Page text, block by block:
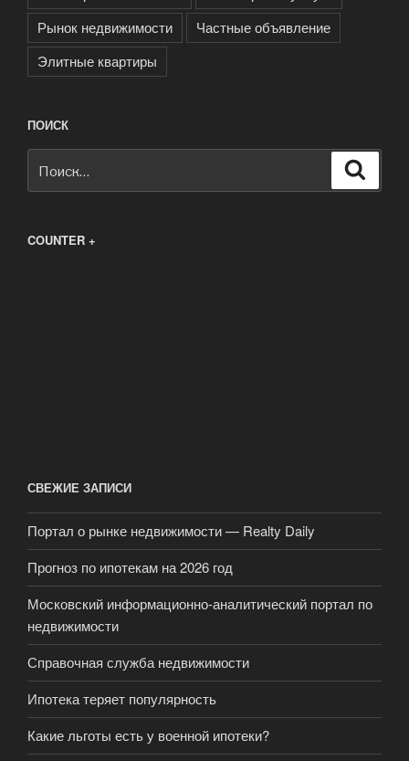
Рынок недвижимости
Частные объявление
Элитные квартиры
ПОИСК
COUNTER +
СВЕЖИЕ ЗАПИСИ
Портал о рынке недвижимости — Realty Daily
Прогноз по ипотекам на 2026 год
Московский информационно-аналитический портал по
недвижимости
Справочная служба недвижимости
Ипотека теряет популярность
Какие льготы есть у военной ипотеки?